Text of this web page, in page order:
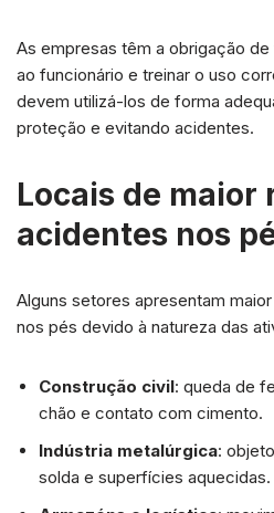
As empresas têm a obrigação
ao funcionário e treinar o uso
devem utilizá-los de forma
proteção e evitando acidentes.
Locais de maior
acidentes nos
Alguns setores apresentam
nos pés devido à natureza das
Construção civil: queda de
chão e contato com cimento.
Indústria metalúrgica:
solda e superfícies aquecidas.